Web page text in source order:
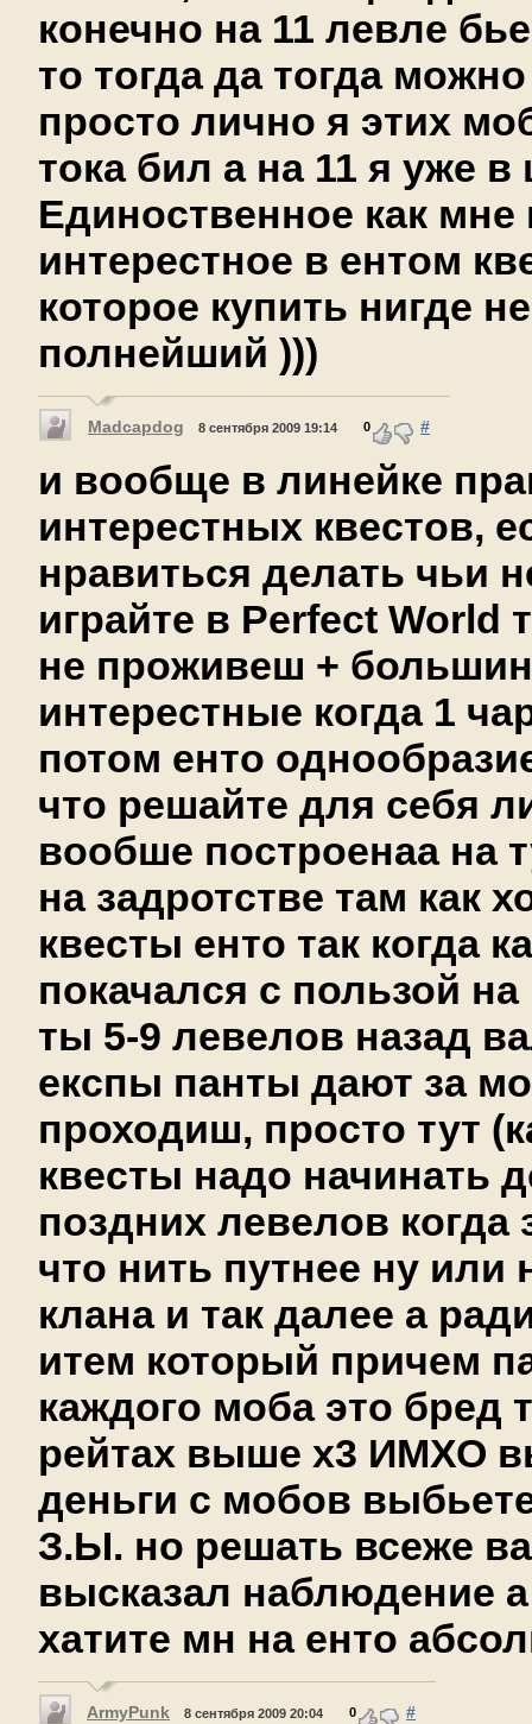
конечно на 11 левле
то тогда да тогда
просто лично я этих
тока бил а на 11 я уже в
Единоственное как мне
интерестное в ентом
которое купить нигде
полнейший )))
Madcapdog 8 сентября 2009 19:14 0 #
и вообще в линейке
интерестных квестов,
нравиться делать чьи
играйте в Perfect World
не проживеш +
интерестные когда 1
потом енто
что решайте для себя
вообше построенаа на
на задротстве там как
квесты енто так когда
покачался с пользой
ты 5-9 левелов назад
експы панты дают за
проходиш, просто тут
квесты надо начинать
поздних левелов когда
что нить путнее ну или
клана и так далее а
итем который причем
каждого моба это бред
рейтах выше х3 ИМХО
деньги с мобов
З.Ы. но решать всеже
высказал наблюдение
хатите мн на енто
ArmyPunk 8 сентября 2009 20:04 0 #